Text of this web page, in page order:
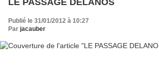
Publié le 31/01/2012 à 10:27
Par jacauber